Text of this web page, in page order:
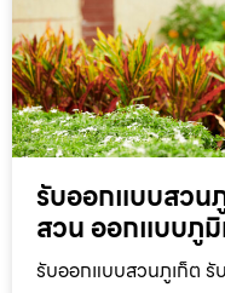
รับออกแบบสวน
สวน ออกแบบภู
รับออกแบบสวนภูเก็ต